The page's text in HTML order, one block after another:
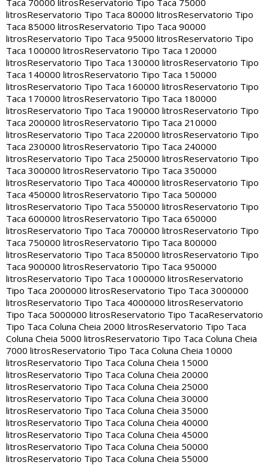
Taca 70000 litros Reservatorio Tipo Taca 75000
litrosReservatorio Tipo Taca 80000 litrosReservatorio Tipo
Taca 85000 litrosReservatorio Tipo Taca 90000
litrosReservatorio Tipo Taca 95000 litrosReservatorio Tipo
Taca 100000 litrosReservatorio Tipo Taca 120000
litrosReservatorio Tipo Taca 130000 litrosReservatorio Tipo
Taca 140000 litrosReservatorio Tipo Taca 150000
litrosReservatorio Tipo Taca 160000 litrosReservatorio Tipo
Taca 170000 litrosReservatorio Tipo Taca 180000
litrosReservatorio Tipo Taca 190000 litrosReservatorio Tipo
Taca 200000 litrosReservatorio Tipo Taca 210000
litrosReservatorio Tipo Taca 220000 litrosReservatorio Tipo
Taca 230000 litrosReservatorio Tipo Taca 240000
litrosReservatorio Tipo Taca 250000 litrosReservatorio Tipo
Taca 300000 litrosReservatorio Tipo Taca 350000
litrosReservatorio Tipo Taca 400000 litrosReservatorio Tipo
Taca 450000 litrosReservatorio Tipo Taca 500000
litrosReservatorio Tipo Taca 550000 litrosReservatorio Tipo
Taca 600000 litrosReservatorio Tipo Taca 650000
litrosReservatorio Tipo Taca 700000 litrosReservatorio Tipo
Taca 750000 litrosReservatorio Tipo Taca 800000
litrosReservatorio Tipo Taca 850000 litrosReservatorio Tipo
Taca 900000 litrosReservatorio Tipo Taca 950000
litrosReservatorio Tipo Taca 1000000 litrosReservatorio
Tipo Taca 2000000 litrosReservatorio Tipo Taca 3000000
litrosReservatorio Tipo Taca 4000000 litrosReservatorio
Tipo Taca 5000000 litrosReservatorio Tipo TacaReservatorio
Tipo Taca Coluna Cheia 2000 litrosReservatorio Tipo Taca
Coluna Cheia 5000 litrosReservatorio Tipo Taca Coluna Cheia
7000 litrosReservatorio Tipo Taca Coluna Cheia 10000
litrosReservatorio Tipo Taca Coluna Cheia 15000
litrosReservatorio Tipo Taca Coluna Cheia 20000
litrosReservatorio Tipo Taca Coluna Cheia 25000
litrosReservatorio Tipo Taca Coluna Cheia 30000
litrosReservatorio Tipo Taca Coluna Cheia 35000
litrosReservatorio Tipo Taca Coluna Cheia 40000
litrosReservatorio Tipo Taca Coluna Cheia 45000
litrosReservatorio Tipo Taca Coluna Cheia 50000
litrosReservatorio Tipo Taca Coluna Cheia 55000